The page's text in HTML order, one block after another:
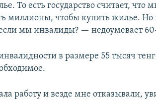
То есть государство считает,
миллионы, чтобы купить жилье.
мы инвалиды? — недоумевает 60-
в размере 55 тысяч
работу и везде мне отказывали,